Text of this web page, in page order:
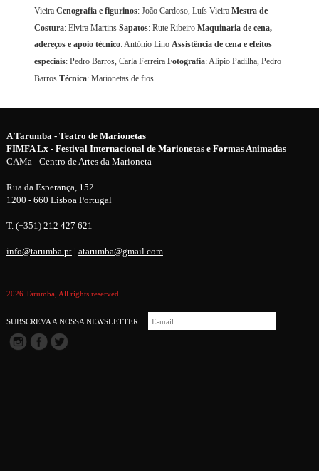
VieiraCenografia e figurinos: João Cardoso, Luís VieiraMestra de
Costura: Elvira MartinsSapatos: Rute RibeiroMaquinaria de cena,
adereços e apoio técnico: António LinoAssistência de cena e efeitos
especiais: Pedro Barros, Carla FerreiraFotografia: Alípio Padilha, Pedro
BarrosTécnica: Marionetas de fios
A Tarumba - Teatro de Marionetas
FIMFA Lx - Festival Internacional de Marionetas e Formas Animadas
CAMa - Centro de Artes da Marioneta
Rua da Esperança, 152
1200 - 660 Lisboa Portugal
T. (+351) 212 427 621
info@tarumba.pt| atarumba@gmail.com
2026 Tarumba, All rights reserved
SUBSCREVA A NOSSA NEWSLETTER